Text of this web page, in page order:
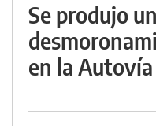
Se produjo un
en la